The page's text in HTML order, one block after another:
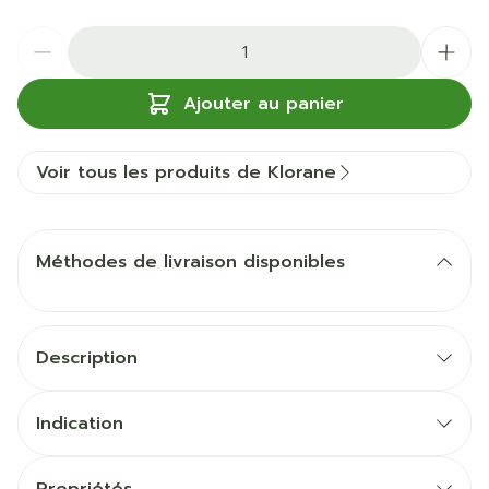
Ajouter au panier
Voir tous les produits de Klorane
Méthodes de livraison disponibles
Description
Indication